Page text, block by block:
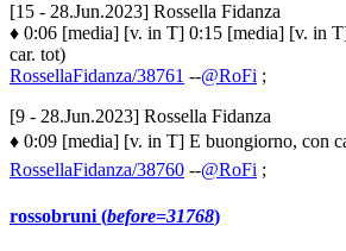
[15 - 28.Jun.2023] Rossella Fidanza
♦ 0:06 [media] [v. in T] 0:15 [media] [v. in
car. tot)
RossellaFidanza/38761 --@RoFi ;
[9 - 28.Jun.2023] Rossella Fidanza
♦ 0:09 [media] [v. in T] E buongiorno, con
RossellaFidanza/38760 --@RoFi ;
rossobruni (before=31768)